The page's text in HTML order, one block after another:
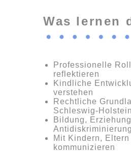
Was lernen
Professionelle
reflektieren
Kindliche
verstehen
Rechtliche
Schleswig-
Bildung,
Mit Kindern,
kommunizieren